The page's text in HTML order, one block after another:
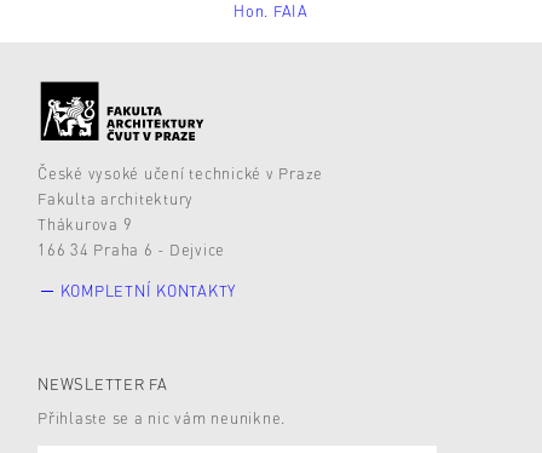
Hon. FAIA
České vysoké učení technické v Praze
Fakulta architektury
Thákurova 9
166 34 Praha 6 - Dejvice
KOMPLETNÍ KONTAKTY
NEWSLETTER FA
Přihlaste se a nic vám neunikne.